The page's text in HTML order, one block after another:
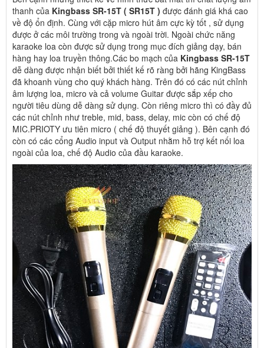
thanh của Kingbass SR-15T ( SR15T ) được đánh giá khá cao
về độ ổn định. Cùng với cặp micro hút âm cực kỳ tốt , sử dụng
được ở các môi trường trong và ngoài trời. Ngoài chức năng
karaoke loa còn được sử dụng trong mục đích giảng dạy, bán
hàng hay loa truyền thông.Các bo mạch của Kingbass SR-15T
dễ dàng được nhận biết bởi thiết kế rõ ràng bởi hãng KingBass
đã khoanh vùng cho quý khách hàng. Trên đó có các nút chỉnh
âm lượng loa, micro và cả volume Guitar được sắp xếp cho
người tiêu dùng dễ dàng sử dụng. Còn riêng micro thì có đầy đủ
các nút chỉnh như treble, mid, bass, delay, mic còn có chế độ
MIC.PRIOTY ưu tiên micro ( chế độ thuyết giảng ). Bên cạnh đó
còn có các cổng Audio input và Output nhằm hỗ trợ kết nối loa
ngoài của loa, chế độ Audio của đầu karaoke.